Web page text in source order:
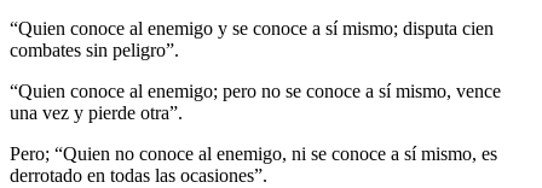
“Quien conoce al enemigo y se conoce a sí mismo; disputa cien
combates sin peligro”.
“Quien conoce al enemigo; pero no se conoce a sí mismo, vence
una vez y pierde otra”.
Pero; “Quien no conoce al enemigo, ni se conoce a sí mismo, es
derrotado en todas las ocasiones”.